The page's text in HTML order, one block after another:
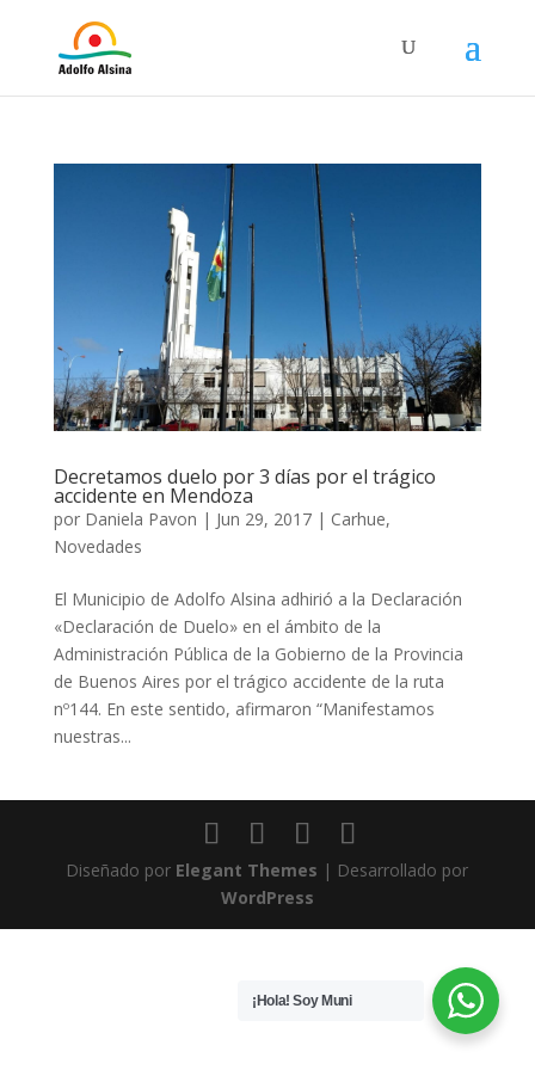
Decretamos duelo por 3 días por el trágico
accidente en Mendoza
por Daniela Pavon | Jun 29, 2017| Carhue,
Novedades
El Municipio de Adolfo Alsina adhirió a la Declaración
«Declaración de Duelo» en el ámbito de la
Administración Pública de la Gobierno de la Provincia
de Buenos Aires por el trágico accidente de la ruta
nº144. En este sentido, afirmaron “Manifestamos
nuestras...
Diseñado por Elegant Themes | Desarrollado por
WordPress
¡Hola! Soy Muni